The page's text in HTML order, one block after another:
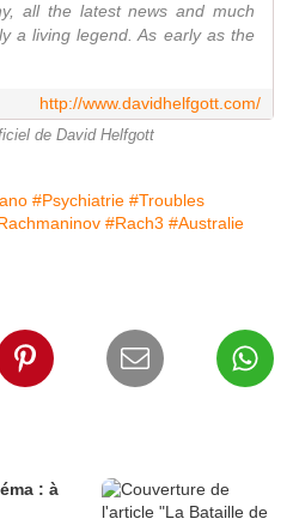
all the latest news and much
a living legend. As early as the
http://www.davidhelfgott.com/
de David Helfgott
#Psychiatrie #Troubles
#Rach3 #Australie
: à